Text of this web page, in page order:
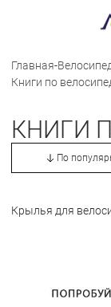
Главная-
Книги по
КНИГИ
По
Крылья для